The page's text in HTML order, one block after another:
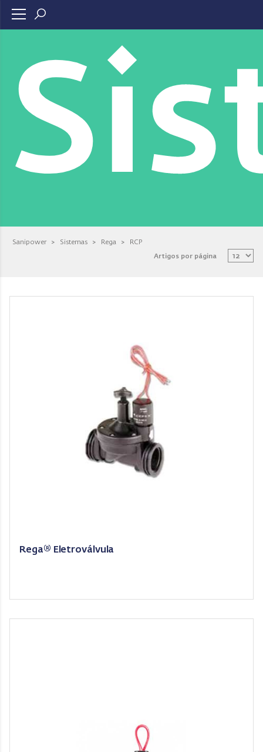
Sanipower > Sistemas > Rega > RCP
Artigos por página
Rega® Eletroválvula